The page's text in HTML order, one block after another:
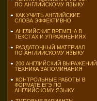
ПО АНГЛИЙСКОМУ ЯЗЫКУ
КАК УЧИТЬ АНГЛИЙСКИЕ
СЛОВА ЭФФЕКТИВНО
АНГЛИЙСКИЕ ВРЕМЕНА В
ТЕКСТАХ И УПРАЖНЕНИЯХ
РАЗДАТОЧНЫЙ МАТЕРИАЛ
ПО АНГЛИЙСКОМУ ЯЗЫКУ
200 АНГЛИЙСКИЙ ВЫРАЖЕНИЙ.
ТЕХНИКА ЗАПОМИНАНИЯ
КОНТРОЛЬНЫЕ РАБОТЫ В
ФОРМАТЕ ЕГЭ ПО
АНГЛИЙСКОМУ ЯЗЫКУ